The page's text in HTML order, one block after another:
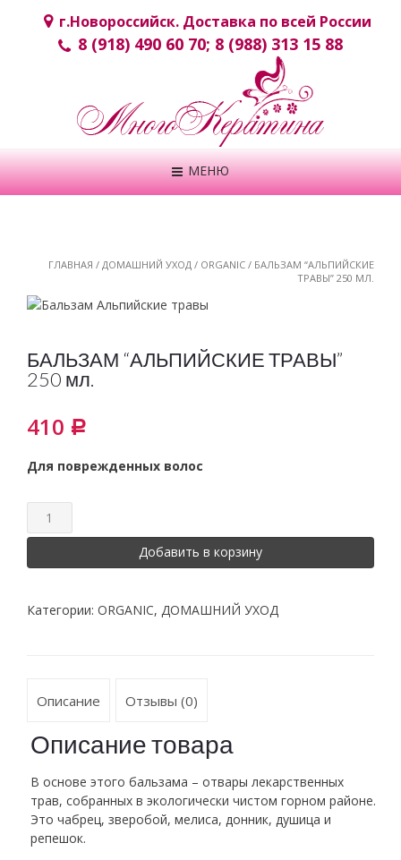
г.Новороcсийск. Доставка по всей России
8 (918) 490 60 70; 8 (988) 313 15 88
МЕНЮ
ГЛАВНАЯ / ДОМАШНИЙ УХОД / ORGANIC / БАЛЬЗАМ “АЛЬПИЙСКИЕ
ТРАВЫ” 250 МЛ.
БАЛЬЗАМ “АЛЬПИЙСКИЕ ТРАВЫ”
250 мл.
410 Р
Для поврежденных волос
Добавить в корзину
Категории: ORGANIC, ДОМАШНИЙ УХОД
Описание Отзывы (0)
Описание товара
В основе этого бальзама – отвары лекарственных
трав, собранных в экологически чистом горном районе.
Это чабрец, зверобой, мелиса, донник, душица и
репешок.